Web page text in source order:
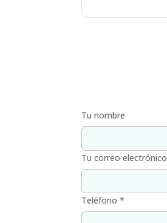
Tu nombre
Tu correo electrónico
Teléfono *